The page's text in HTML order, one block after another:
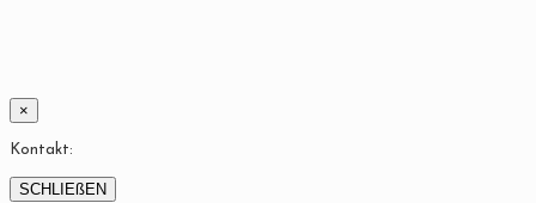
×
Kontakt:
SCHLIEßEN